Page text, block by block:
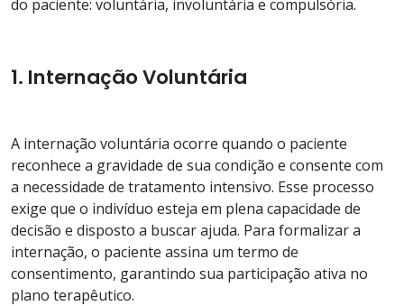
do paciente: voluntária, involuntária e compulsória.
1. Internação Voluntária
A internação voluntária ocorre quando o paciente
reconhece a gravidade de sua condição e consente com
a necessidade de tratamento intensivo. Esse processo
exige que o indivíduo esteja em plena capacidade de
decisão e disposto a buscar ajuda. Para formalizar a
internação, o paciente assina um termo de
consentimento, garantindo sua participação ativa no
plano terapêutico.